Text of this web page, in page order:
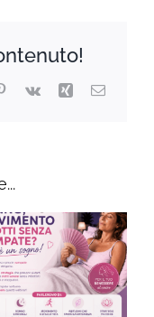
Pinterest
Vk Xing Email